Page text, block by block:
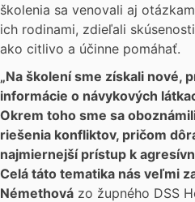
školenia sa venovali aj
ich rodinami, zdieľali
ako citlivo a účinne pomáhať.
„Na školení sme získali nové,
informácie o návykových
Okrem toho sme sa
riešenia konfliktov, pričom
najmiernejší prístup k
Celá táto tematika nás veľmi
Némethová zo župného DSS